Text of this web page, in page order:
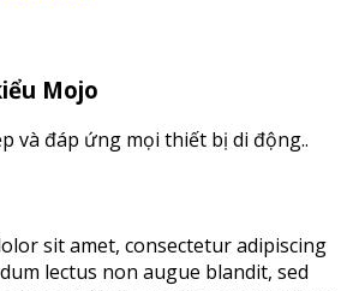
Mojo
và đáp ứng mọi thiết bị di động..
sit amet, consectetur adipiscing
lectus non augue blandit, sed